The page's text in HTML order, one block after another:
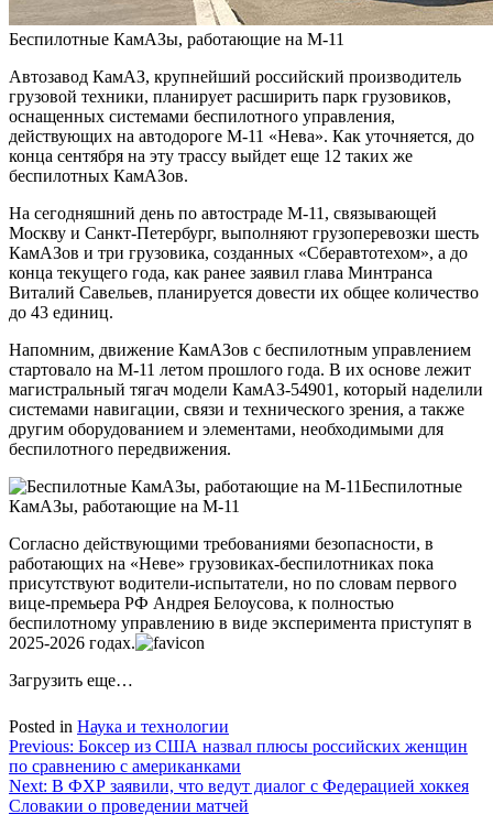
Беспилотные КамАЗы, работающие на М-11
Автозавод КамАЗ, крупнейший российский производитель
грузовой техники, планирует расширить парк грузовиков,
оснащенных системами беспилотного управления,
действующих на автодороге М-11 «Нева». Как уточняется, до
конца сентября на эту трассу выйдет еще 12 таких же
беспилотных КамАЗов.
На сегодняшний день по автостраде М-11, связывающей
Москву и Санкт-Петербург, выполняют грузоперевозки шесть
КамАЗов и три грузовика, созданных «Сберавтотехом», а до
конца текущего года, как ранее заявил глава Минтранса
Виталий Савельев, планируется довести их общее количество
до 43 единиц.
Напомним, движение КамАЗов с беспилотным управлением
стартовало на М-11 летом прошлого года. В их основе лежит
магистральный тягач модели КамАЗ-54901, который наделили
системами навигации, связи и технического зрения, а также
другим оборудованием и элементами, необходимыми для
беспилотного передвижения.
Беспилотные
КамАЗы, работающие на М-11
Согласно действующими требованиями безопасности, в
работающих на «Неве» грузовиках-беспилотниках пока
присутствуют водители-испытатели, но по словам первого
вице-премьера РФ Андрея Белоусова, к полностью
беспилотному управлению в виде эксперимента приступят в
2025-2026 годах.
Загрузить еще…
Posted in Наука и технологии
Навигация
по
записям
Previous: Боксер из США назвал плюсы российских женщин
по сравнению с американками
Next: В ФХР заявили, что ведут диалог с Федерацией хоккея
Словакии о проведении матчей